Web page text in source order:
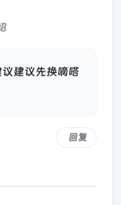
建议先换嘀嗒
回复